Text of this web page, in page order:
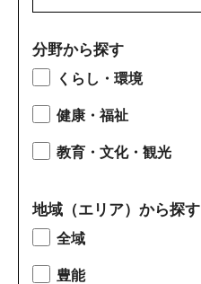
分野から探す
くらし・環境
健康・福祉
教育・文化・観光
地域（エリア）から探す
全域
豊能